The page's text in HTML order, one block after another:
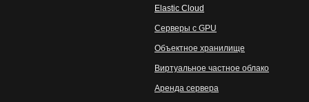
Elastic Cloud
Серверы с GPU
Объектное хранилище
Виртуальное частное облако
Аренда сервера